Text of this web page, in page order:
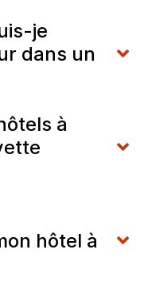
je
dans un
à
hôtel à